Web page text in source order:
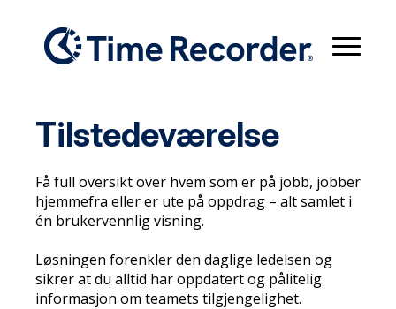
Tilstedeværelse
Få full oversikt over hvem som er på jobb, jobber
hjemmefra eller er ute på oppdrag – alt samlet i
én brukervennlig visning.
Løsningen forenkler den daglige ledelsen og
sikrer at du alltid har oppdatert og pålitelig
informasjon om teamets tilgjengelighet.